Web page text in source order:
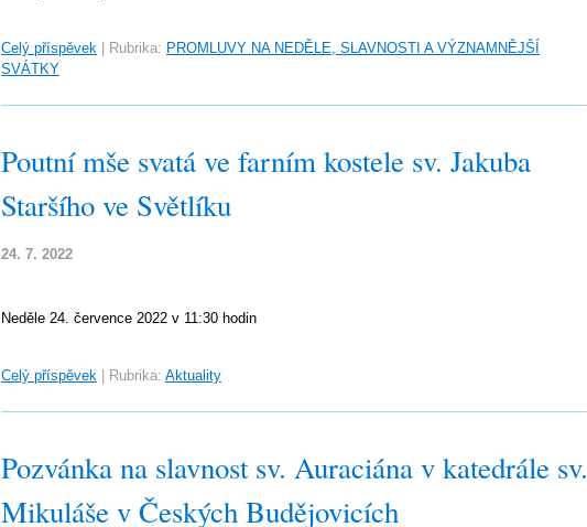
Celý příspěvek Rubrika: PROMLUVY NA NEDĚLE, SLAVNOSTI A VÝZNAMNĚJŠÍ
SVÁTKY
Poutní mše svatá ve farním kostele sv. Jakuba
Staršího ve Světlíku
24. 7. 2022
Neděle 24. července 2022 v 11:30 hodin
Celý příspěvek Rubrika: Aktuality
Pozvánka na slavnost sv. Auraciána v katedrále sv.
Mikuláše v Českých Budějovicích